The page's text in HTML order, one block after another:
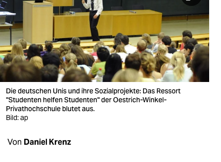
nord
wahrheit
verlag
verlag
veranstaltungen
shop
unterstützen
Die deutschen Unis und ihre Sozialprojekte: Das Ressort
"Studenten helfen Studenten" der Oestrich-Winkel-
Privathochschule blutet aus.
Bild: ap
Von Daniel Krenz